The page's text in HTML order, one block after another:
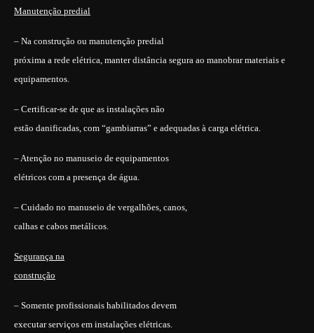
Manutenção predial
– Na construção ou manutenção predial
próxima a rede elétrica, manter distância segura ao manobrar materiais e
equipamentos.
– Certificar-se de que as instalações não
estão danificadas, com “gambiarras” e adequadas à carga elétrica.
– Atenção no manuseio de equipamentos
elétricos com a presença de água.
– Cuidado no manuseio de vergalhões, canos,
calhas e cabos metálicos.
Segurança na
construção
– Somente profissionais habilitados devem
executar serviços em instalações elétricas.